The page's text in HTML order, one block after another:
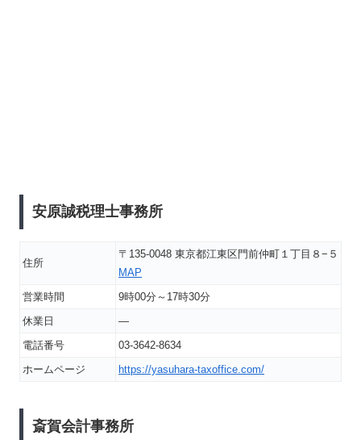
安原誠税理士事務所
住所
〒135-0048 東京都江東区門前仲町１丁目８−５
MAP
営業時間
9時00分～17時30分
休業日
―
電話番号
03-3642-8634
ホームページ
https://yasuhara-taxoffice.com/
斎賀会計事務所